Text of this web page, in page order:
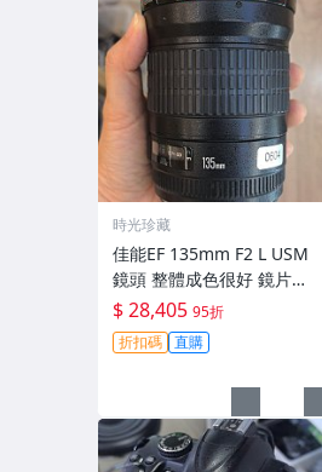
時光珍藏
佳能EF 135mm F2 L USM
鏡頭 整體成色很好 鏡片完
美無劃痕 功能一切正常 無
拆修無-3430
$ 28,405 95折
折扣碼 直購